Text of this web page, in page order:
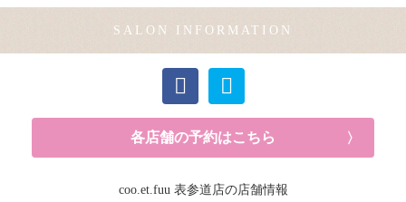
SALON INFORMATION
各店舗の予約はこちら
coo.et.fuu 表参道店の店舗情報